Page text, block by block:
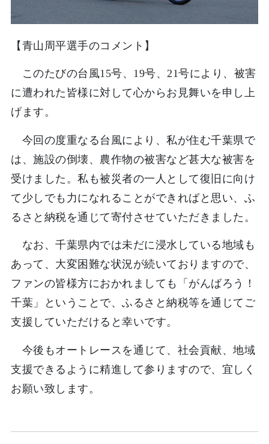
【青山周平選手のコメント】
このたびの台風15号、19号、21号により、被害
に遭われた皆様に対して心からお見舞いを申し上
げます。
今回の度重なる台風により、私が住む千葉県で
は、施設の倒壊、農作物の被害など甚大な被害を
受けました。私も被災者の一人として復旧に向け
て少しでも力になれることができればと思い、ふ
るさと納税を通じて寄付させていただきました。
なお、千葉県内では未だに浸水している地域も
あって、大変困難な状況が続いておりますので、
ファンの皆様方におかれましても「がんばろう！
千葉」ということで、ふるさと納税等を通じてご
支援していただけると幸いです。
今後もオートレースを通じて、社会貢献、地域
支援できるように精進して参りますので、宜しく
お願い致します。